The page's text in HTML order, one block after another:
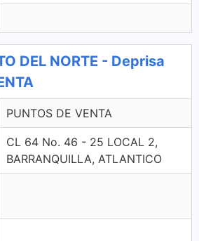
DEL NORTE - Deprisa
PUNTOS DE VENTA
CL 64 No. 46 - 25 LOCAL 2,
BARRANQUILLA, ATLANTICO